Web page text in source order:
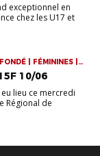
exceptionnel en
chez les U17 et
| FÉMININES |
10/06
lieu ce mercredi
Régional de